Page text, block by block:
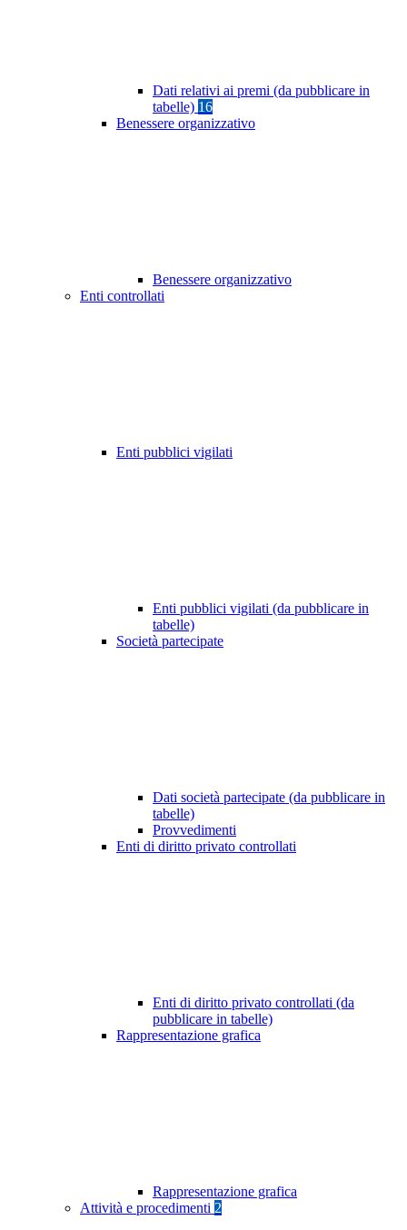
Dati relativi ai premi (da pubblicare in
tabelle) 16
Benessere organizzativo
Benessere organizzativo
Enti controllati
Enti pubblici vigilati
Enti pubblici vigilati (da pubblicare in
tabelle)
Società partecipate
Dati società partecipate (da pubblicare in
tabelle)
Provvedimenti
Enti di diritto privato controllati
Enti di diritto privato controllati (da
pubblicare in tabelle)
Rappresentazione grafica
Rappresentazione grafica
Attività e procedimenti 2